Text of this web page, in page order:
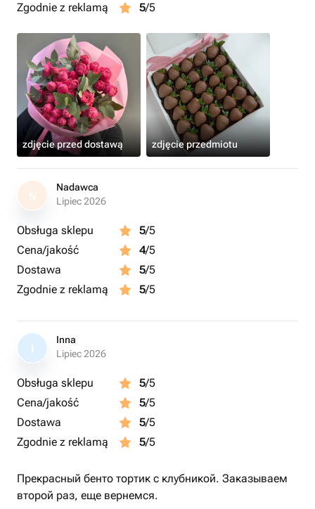
Zgodnie z reklamą
5/5
zdjęcie przed dostawą zdjęcie przedmiotu
N
Nadawca
Lipiec 2026
Obsługa sklepu 5/5
Cena/jakość
4/5
Dostawa
5/5
Zgodnie z reklamą
5/5
I
Inna
Lipiec 2026
Obsługa sklepu 5/5
Cena/jakość
5/5
Dostawa
5/5
Zgodnie z reklamą
5/5
Прекрасный бенто тортик с клубникой. Заказываем
второй раз, еще вернемся.